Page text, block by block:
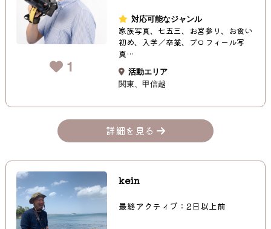
1
対応可能なジャンル
家族写真、七五三、お宮参り、お食い
初め、入学／卒業、プロフィール写
真…
活動エリア
関東
甲信越
詳細を見る
kein
最終アクティブ：2日以上前